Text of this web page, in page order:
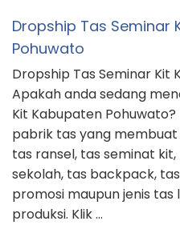
Dropship Tas Seminar
Pohuwato
Dropship Tas Seminar Kit
Apakah anda sedang
Kit Kabupaten
pabrik tas yang
tas ransel, tas seminat
sekolah, tas backpack,
promosi maupun jenis tas
produksi. Klik …